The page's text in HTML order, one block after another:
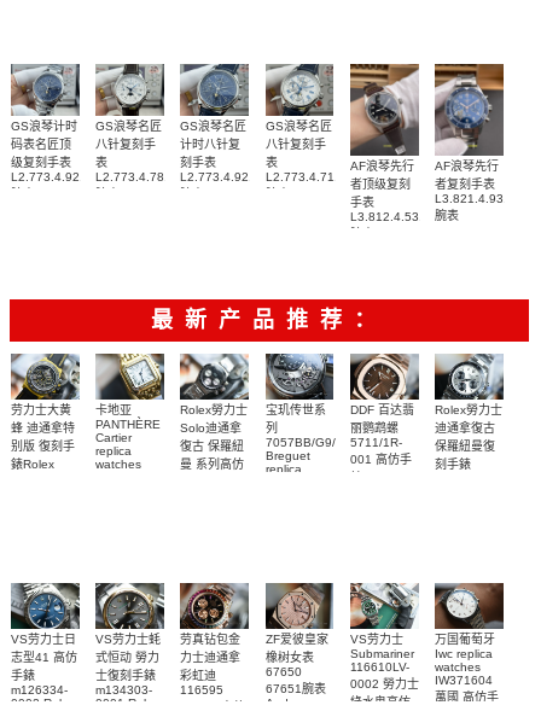
GS浪琴计时
码表名匠顶
级复刻手表
L2.773.4.92.6
GS浪琴名匠
八针复刻手
表
L2.773.4.78.3
GS浪琴名匠
计时八针复
刻手表
L2.773.4.92.0
GS浪琴名匠
八针复刻手
表
L2.773.4.71.2
AF浪琴先行
者顶级复刻
手表
L3.812.4.53.2
AF浪琴先行
者复刻手表
L3.821.4.93.6
腕表
最新产品推荐：
劳力士大黄
蜂 迪通拿特
别版 復刻手
錶Rolex
卡地亚
PANTHÈRE
Cartier
replica
watches
Rolex勞力士
Solo迪通拿
復古 保羅紐
曼 系列高仿
宝玑传世系
列
7057BB/G9/9W6
Breguet
replica
DDF 百达翡
丽鹦鹉螺
5711/1R-
001 高仿手
Rolex勞力士
迪通拿復古
保羅紐曼復
刻手錶
VS劳力士日
志型41 高仿
手錶
m126334-
0002 Rolex
VS劳力士蚝
式恒动 勞力
士復刻手錶
m134303-
0001 Rolex
劳真钻包金
力士迪通拿
彩虹迪
116595
ZF爱彼皇家
橡树女表
67650
67651腕表
Audemars
VS劳力士
Submariner
116610LV-
0002 勞力士
綠水鬼高仿
万国葡萄牙
Iwc replica
watches
IW371604
萬國 高仿手